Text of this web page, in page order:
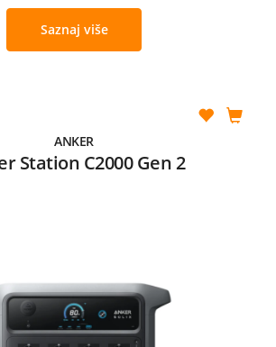
Saznaj više
ANKER
Station C2000 Gen 2